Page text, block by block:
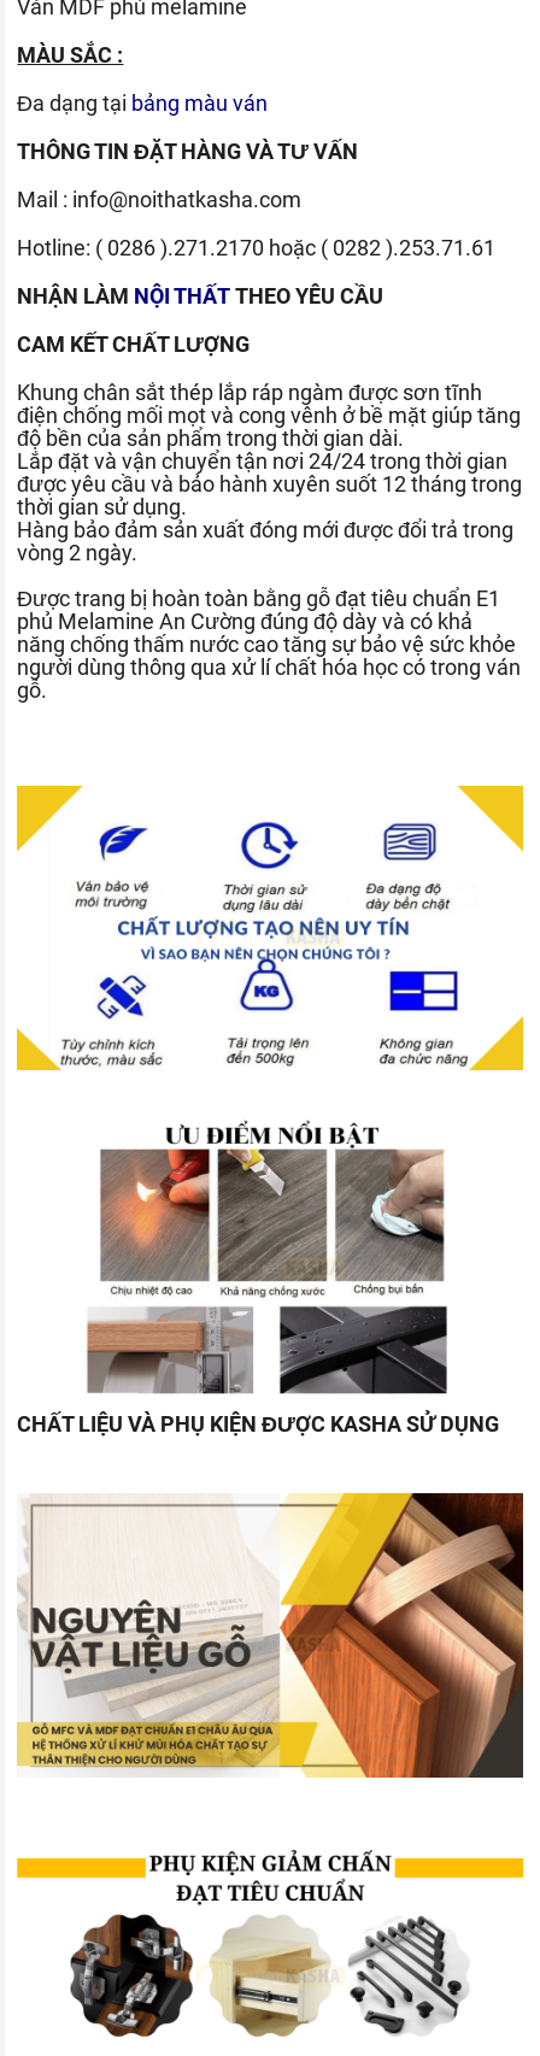
Ván MDF phủ melamine
MÀU SẮC :
Đa dạng tại bảng màu ván
THÔNG TIN ĐẶT HÀNG VÀ TƯ VẤN
Mail : info@noithatkasha.com
Hotline: ( 0286 ).271.2170 hoặc ( 0282 ).253.71.61
NHẬN LÀM NỘI THẤTTHEO YÊU CẦU
CAM KẾT CHẤT LƯỢNG
Khung chân sắt thép lắp ráp ngàm được sơn tĩnh
điện chống mối mọt và cong vênh ở bề mặt giúp tăng
độ bền của sản phẩm trong thời gian dài.
Lắp đặt và vận chuyển tận nơi 24/24 trong thời gian
được yêu cầu và bảo hành xuyên suốt 12 tháng trong
thời gian sử dụng.
Hàng bảo đảm sản xuất đóng mới được đổi trả trong
vòng 2 ngày.
Được trang bị hoàn toàn bằng gỗ đạt tiêu chuẩn E1
phủ Melamine An Cường đúng độ dày và có khả
năng chống thấm nước cao tăng sự bảo vệ sức khỏe
người dùng thông qua xử lí chất hóa học có trong ván
gỗ.
CHẤT LIỆU VÀ PHỤ KIỆN ĐƯỢC KASHA SỬ DỤNG